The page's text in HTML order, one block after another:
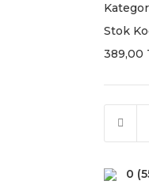
Stok
389,00
0